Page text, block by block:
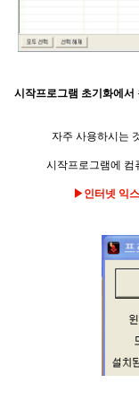
시작프로그램 초기화에서
자주 사용하시는
시작프로그램에 컴
▶인터넷 익